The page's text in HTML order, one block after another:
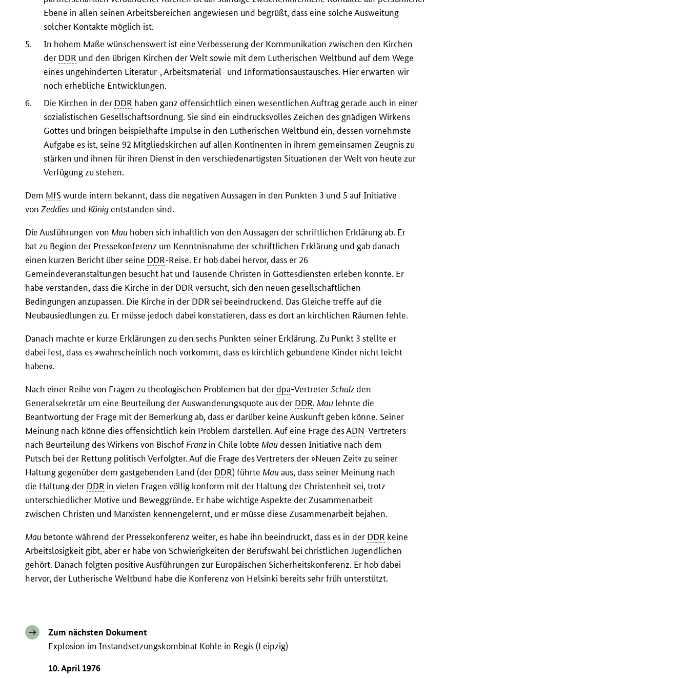
Ebene in allen seinen Arbeitsbereichen angewiesen und begrüßt, dass eine solche Ausweitung
solcher Kontakte möglich ist.
5.
In hohem Maße wünschenswert ist eine Verbesserung der Kommunikation zwischen den Kirchen
der DDR und den übrigen Kirchen der Welt sowie mit dem Lutherischen Weltbund auf dem Wege
eines ungehinderten Literatur-, Arbeitsmaterial- und Informationsaustausches. Hier erwarten wir
noch erhebliche Entwicklungen.
6.
Die Kirchen in der DDR haben ganz offensichtlich einen wesentlichen Auftrag gerade auch in einer
sozialistischen Gesellschaftsordnung. Sie sind ein eindrucksvolles Zeichen des gnädigen Wirkens
Gottes und bringen beispielhafte Impulse in den Lutherischen Weltbund ein, dessen vornehmste
Aufgabe es ist, seine 92 Mitgliedskirchen auf allen Kontinenten in ihrem gemeinsamen Zeugnis zu
stärken und ihnen für ihren Dienst in den verschiedenartigsten Situationen der Welt von heute zur
Verfügung zu stehen.
Dem MfSwurde intern bekannt, dass die negativen Aussagen in den Punkten 3 und 5 auf Initiative
vonZeddies und König entstanden sind.
Die Ausführungen von Mau hoben sich inhaltlich von den Aussagen der schriftlichen Erklärung ab. Er
bat zu Beginn der Pressekonferenz um Kenntnisnahme der schriftlichen Erklärung und gab danach
einen kurzen Bericht über seine DDR-Reise. Er hob dabei hervor, dass er 26
Gemeindeveranstaltungen besucht hat und Tausende Christen in Gottesdiensten erleben konnte. Er
habe verstanden, dass die Kirche in der DDR versucht, sich den neuen gesellschaftlichen
Bedingungen anzupassen. Die Kirche in der DDR sei beeindruckend. Das Gleiche treffe auf die
Neubausiedlungen zu. Er müsse jedoch dabei konstatieren, dass es dort an kirchlichen Räumen fehle.
Danach machte er kurze Erklärungen zu den sechs Punkten seiner Erklärung. Zu Punkt 3 stellte er
dabei fest, dass es »wahrscheinlich noch vorkommt, dass es kirchlich gebundene Kinder nicht leicht
haben«.
Nach einer Reihe von Fragen zu theologischen Problemen bat derdpa-VertreterSchulzden
Generalsekretär um eine Beurteilung der Auswanderungsquote aus der DDR. Mau lehnte die
Beantwortung der Frage mit der Bemerkung ab, dass er darüber keine Auskunft geben könne. Seiner
Meinung nach könne dies offensichtlich kein Problem darstellen. Auf eine Frage desADN-Vertreters
nach Beurteilung des Wirkens von Bischof Franz in Chile lobte Maudessen Initiative nach dem
Putsch bei der Rettung politisch Verfolgter. Auf die Frage des Vertreters der »Neuen Zeit« zu seiner
Haltung gegenüber dem gastgebenden Land (der DDR) führte Mauaus, dass seiner Meinung nach
die Haltung der DDR in vielen Fragen völlig konform mit der Haltung der Christenheit sei, trotz
unterschiedlicher Motive und Beweggründe. Er habe wichtige Aspekte der Zusammenarbeit
zwischen Christen und Marxisten kennengelernt, und er müsse diese Zusammenarbeit bejahen.
Mau betonte während der Pressekonferenz weiter, es habe ihn beeindruckt, dass es in der DDR keine
Arbeitslosigkeit gibt, aber er habe von Schwierigkeiten der Berufswahl bei christlichen Jugendlichen
gehört. Danach folgten positive Ausführungen zur Europäischen Sicherheitskonferenz. Er hob dabei
hervor, der Lutherische Weltbund habe die Konferenz von Helsinki bereits sehr früh unterstützt.
Zum nächsten Dokument
Explosion im Instandsetzungskombinat Kohle in Regis (Leipzig)
10. April 1976